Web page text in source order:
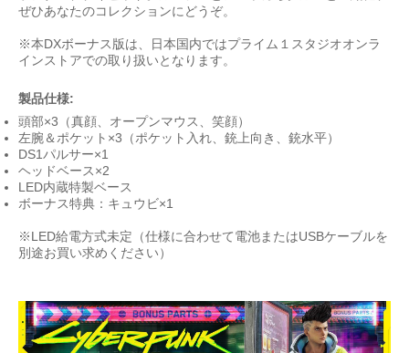
ぜひあなたのコレクションにどうぞ。
※本DXボーナス版は、日本国内ではプライム１スタジオオンラ
インストアでの取り扱いとなります。
製品仕様:
頭部×3（真顔、オープンマウス、笑顔）
左腕＆ポケット×3（ポケット入れ、銃上向き、銃水平）
DS1パルサー×1
ヘッドベース×2
LED内蔵特製ベース
ボーナス特典：キュウビ×1
※LED給電方式未定（仕様に合わせて電池またはUSBケーブルを
別途お買い求めください）